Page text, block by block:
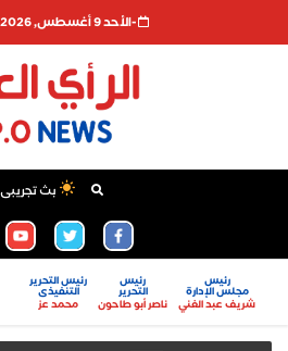
-اﻷحد 9 أغسطس, 2026
بث تجريبى
رئيس
مجلس الإدارة
شريف عبد الغني
رئيس
التحرير
ناصر أبو طاحون
رئيس التحرير
التنفيذى
محمد عز